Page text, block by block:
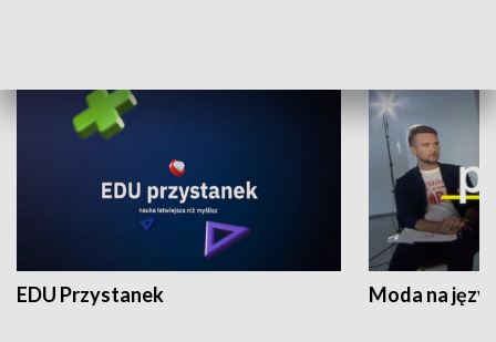
EDU Przystanek Moda na